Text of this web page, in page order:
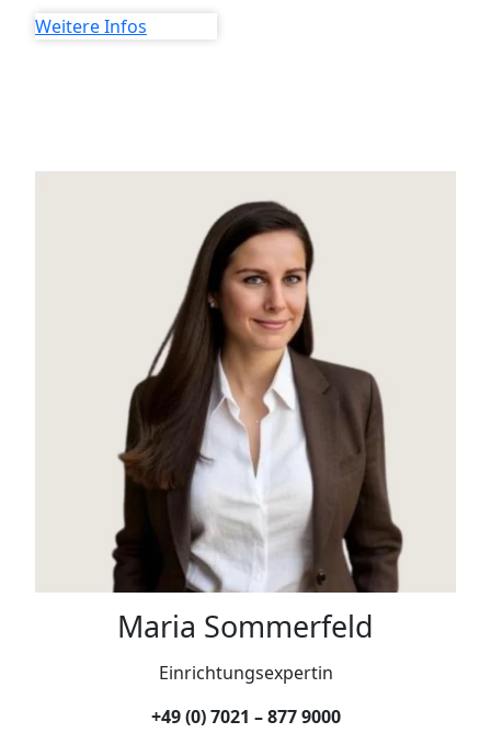
Weitere Infos
Maria Sommerfeld
Einrichtungsexpertin
+49 (0) 7021 – 877 9000